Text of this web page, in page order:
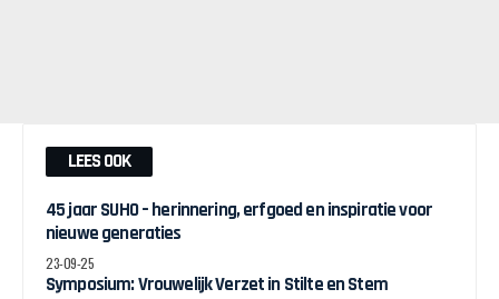
LEES OOK
45 jaar SUHO – herinnering, erfgoed en inspiratie voor
nieuwe generaties
23-09-25
Symposium: Vrouwelijk Verzet in Stilte en Stem